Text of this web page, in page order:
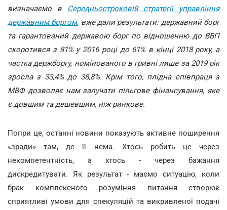
визначаємо в Середньостроковій стратегії управління
державним боргом, вже дали результати: державний борг
та гарантований державою борг по відношенню до ВВП
скоротився з 81% у 2016 році до 61% в кінці 2018 року, а
частка держборгу, номінованого в гривні лише за 2019 рік
зросла з 33,4% до 38,8%. Крім того, плідна співпраця з
МВФ дозволяє нам залучати пільгове фінансування, яке
є довшим та дешевшим, ніж ринкове.
Попри це, останні новини показують активне поширення
«зради» там, де її нема. Хтось робить це через
некомпетентність, а хтось - через бажання
дискредитувати. Як результат - маємо ситуацію, коли
брак комплексного розуміння питання створює
сприятливі умови для спекуляцій та викривленої подачі